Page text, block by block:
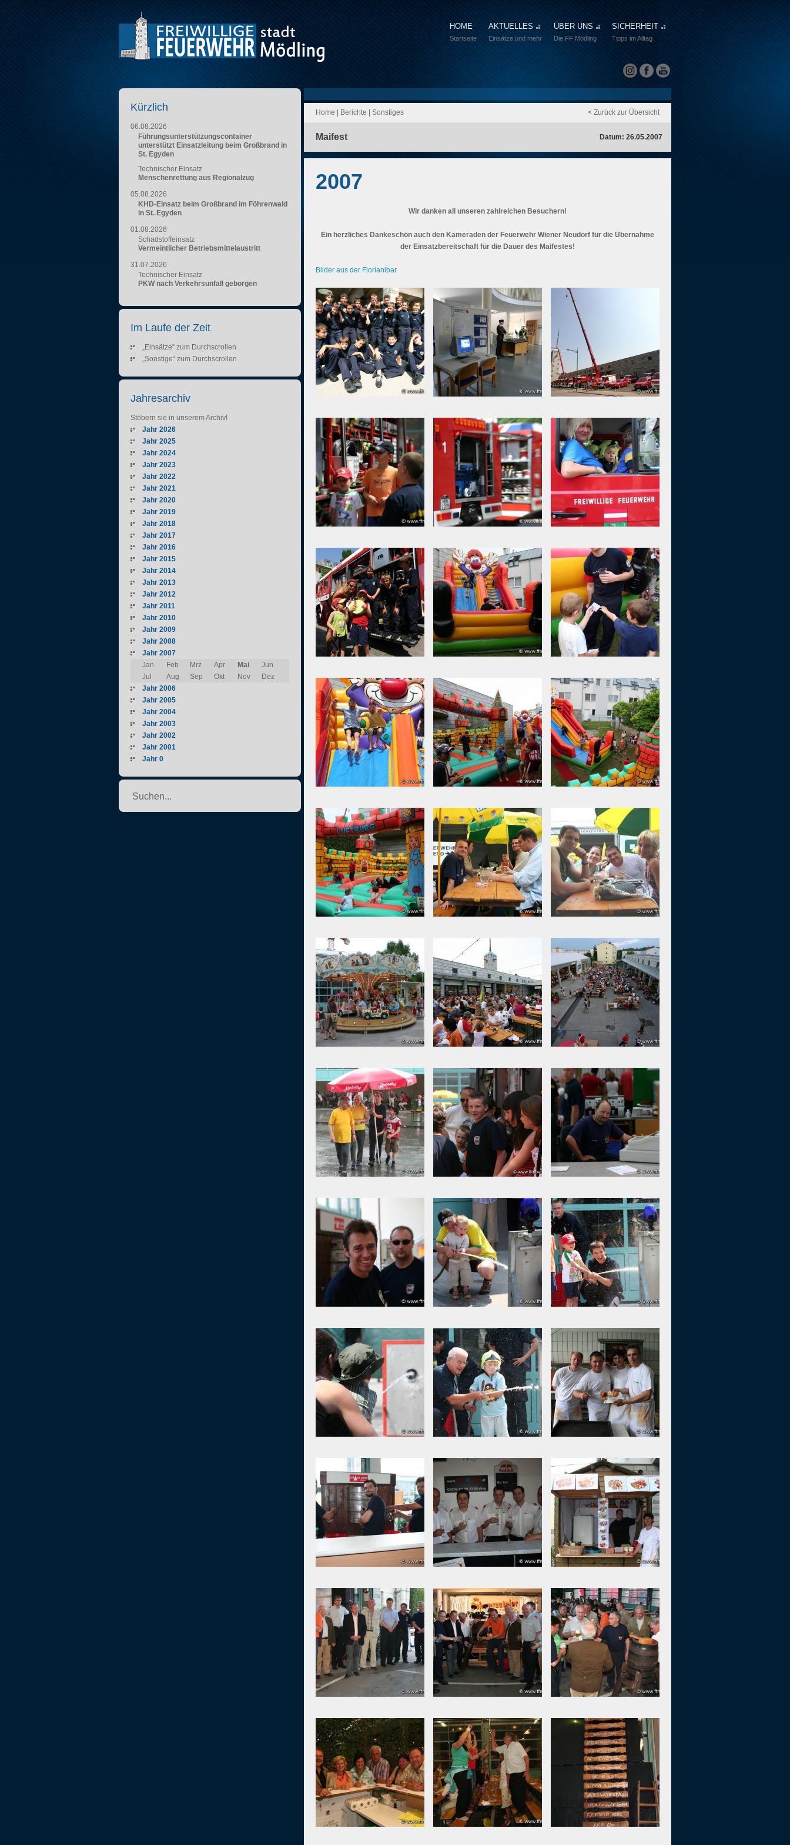
HOME
Startseite
AKTUELLES
Einsätze und mehr
ÜBER UNS
Die FF Mödling
SICHERHEIT
Tipps im Alltag
Home Berichte Sonstiges < Zurück zur Übersicht
Maifest Datum: 26.05.2007
2007
Wir danken all unseren zahlreichen Besuchern!
Ein herzliches Dankeschön auch den Kameraden der Feuerwehr Wiener Neudorf für die Übernahme
der Einsatzbereitschaft für die Dauer des Maifestes!
Bilder aus der Florianibar
Kürzlich
06.08.2026
Führungsunterstützungscontainer
unterstützt Einsatzleitung beim Großbrand in
St. Egyden
Technischer Einsatz
Menschenrettung aus Regionalzug
05.08.2026
KHD-Einsatz beim Großbrand im Föhrenwald
in St. Egyden
01.08.2026
Schadstoffeinsatz
Vermeintlicher Betriebsmittelaustritt
31.07.2026
Technischer Einsatz
PKW nach Verkehrsunfall geborgen
Im Laufe der Zeit
„Einsätze“ zum Durchscrollen
„Sonstige“ zum Durchscrollen
Jahresarchiv
Stöbern sie in unserem Archiv!
Jahr 2026
Jahr 2025
Jahr 2024
Jahr 2023
Jahr 2022
Jahr 2021
Jahr 2020
Jahr 2019
Jahr 2018
Jahr 2017
Jahr 2016
Jahr 2015
Jahr 2014
Jahr 2013
Jahr 2012
Jahr 2011
Jahr 2010
Jahr 2009
Jahr 2008
Jahr 2007
Jan
Feb Mrz Apr Mai
Jun
Jul
Aug Sep Okt Nov
Dez
Jahr 2006
Jahr 2005
Jahr 2004
Jahr 2003
Jahr 2002
Jahr 2001
Jahr 0